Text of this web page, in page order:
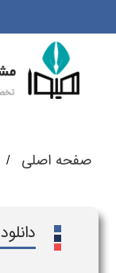
صفحه اصلی